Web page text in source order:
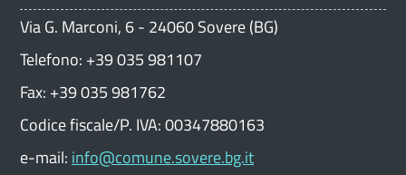
Via G. Marconi, 6 - 24060 Sovere (BG)
Telefono: +39 035 981107
Fax: +39 035 981762
Codice fiscale/P. IVA: 00347880163
e-mail: info@comune.sovere.bg.it